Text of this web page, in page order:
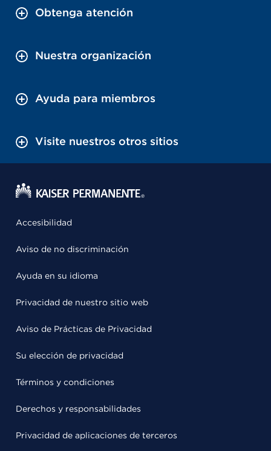
Obtenga atención
Nuestra organización
Ayuda para miembros
Visite nuestros otros sitios
Accesibilidad
Aviso de no discriminación
Ayuda en su idioma
Privacidad de nuestro sitio web
Aviso de Prácticas de Privacidad
Su elección de privacidad
Términos y condiciones
Derechos y responsabilidades
Privacidad de aplicaciones de terceros